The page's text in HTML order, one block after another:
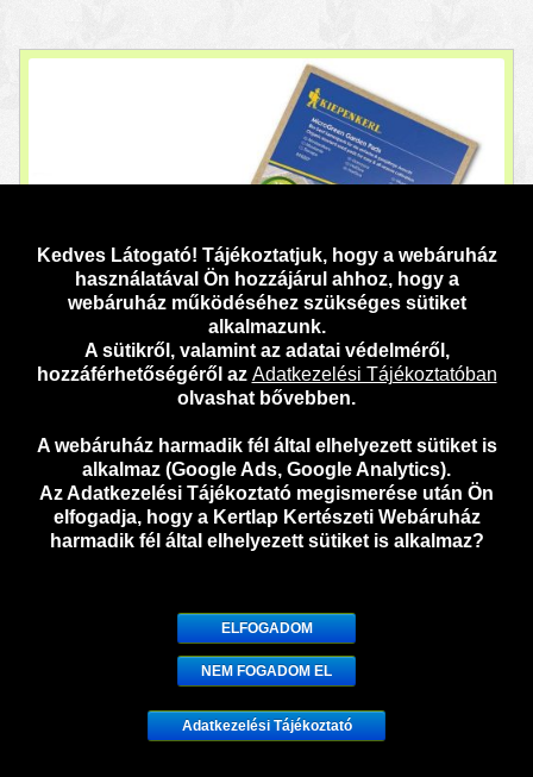
Kiepenkerl bio magpárnák (3 db.) mikrozöldség
termesztéshez – Mustár
1.346Ft
Megnézem
Kedves Látogató! Tájékoztatjuk, hogy a webáruház
használatával Ön hozzájárul ahhoz, hogy a
webáruház működéséhez szükséges sütiket
alkalmazunk.
A sütikről, valamint az adatai védelméről,
hozzáférhetőségéről az Adatkezelési Tájékoztatóban
olvashat bővebben.
A webáruház harmadik fél által elhelyezett sütiket is
alkalmaz (Google Ads, Google Analytics).
Az Adatkezelési Tájékoztató megismerése után Ön
elfogadja, hogy a Kertlap Kertészeti Webáruház
harmadik fél által elhelyezett sütiket is alkalmaz?
ELFOGADOM
NEM FOGADOM EL
Adatkezelési Tájékoztató